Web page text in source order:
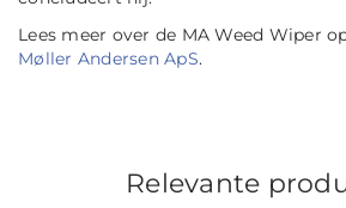
Lees meer over de MA Weed Wiper
Møller Andersen ApS.
Relevante